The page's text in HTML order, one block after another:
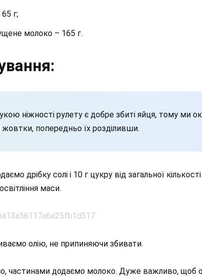
г;
молоко – 165 г.
ніжності рулету є добре збиті яйця, тому ми
жовтки, попередньо їх розділивши.
дрібку солі і 10 г цукру від загальної
маси.
олію, не припиняючи збивати.
частинами додаємо молоко. Дуже важливо, щоб